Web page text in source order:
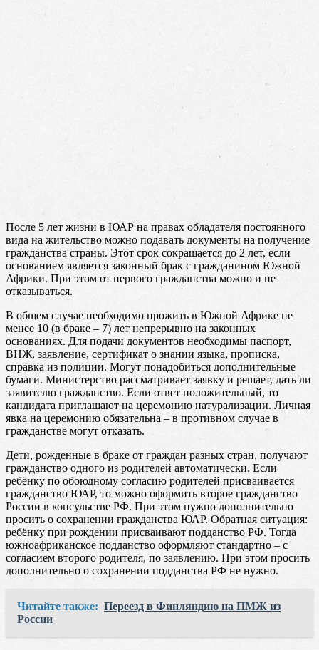
После 5 лет жизни в ЮАР на правах обладателя постоянного
вида на жительство можно подавать документы на получение
гражданства страны. Этот срок сокращается до 2 лет, если
основанием является законный брак с гражданином Южной
Африки. При этом от первого гражданства можно и не
отказываться.
В общем случае необходимо прожить в Южной Африке не
менее 10 (в браке – 7) лет непрерывно на законных
основаниях. Для подачи документов необходимы паспорт,
ВНЖ, заявление, сертификат о знании языка, прописка,
справка из полиции. Могут понадобиться дополнительные
бумаги. Министерство рассматривает заявку и решает, дать ли
заявителю гражданство. Если ответ положительный, то
кандидата приглашают на церемонию натурализации. Личная
явка на церемонию обязательна – в противном случае в
гражданстве могут отказать.
Дети, рожденные в браке от граждан разных стран, получают
гражданство одного из родителей автоматически. Если
ребёнку по обоюдному согласию родителей присваивается
гражданство ЮАР, то можно оформить второе гражданство
России в консульстве РФ. При этом нужно дополнительно
просить о сохранении гражданства ЮАР. Обратная ситуация:
ребёнку при рождении присваивают подданство РФ. Тогда
южноафриканское подданство оформляют стандартно – с
согласием второго родителя, по заявлению. При этом просить
дополнительно о сохранении подданства РФ не нужно.
Читайте также: Переезд в Финляндию на ПМЖ из
России